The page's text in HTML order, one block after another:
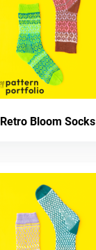
Retro Bloom Socks